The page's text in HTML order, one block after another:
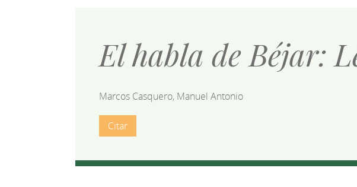
El habla de Béjar:
Marcos Casquero, Manuel Antonio
Citar